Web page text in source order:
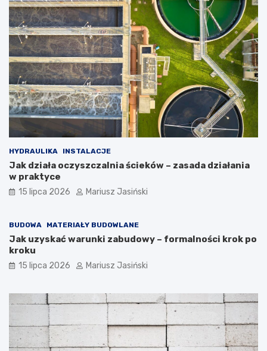
HYDRAULIKA INSTALACJE
Jak działa oczyszczalnia ścieków – zasada działania
w praktyce
15 lipca 2026 Mariusz Jasiński
BUDOWA MATERIAŁY BUDOWLANE
Jak uzyskać warunki zabudowy – formalności krok po
kroku
15 lipca 2026 Mariusz Jasiński